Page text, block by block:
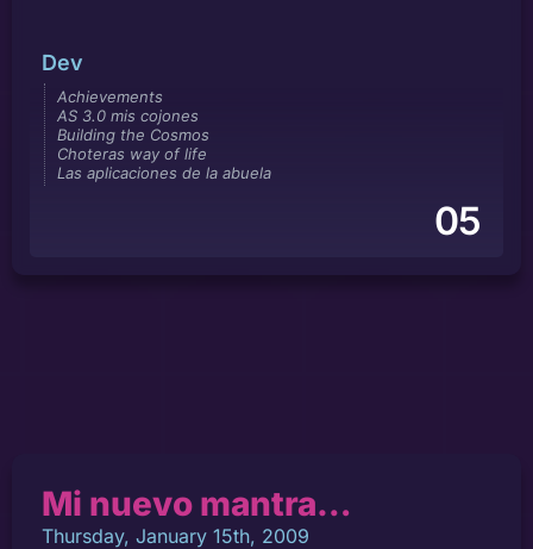
Dev
Achievements
AS 3.0 mis cojones
Building the Cosmos
Choteras way of life
Las aplicaciones de la abuela
05
Mi nuevo mantra…
Thursday, January 15th, 2009